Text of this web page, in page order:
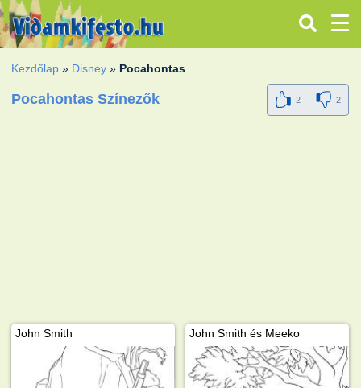
Kezdőlap » Disney » Pocahontas
Pocahontas Színezők 2 2
John Smith John Smith és Meeko